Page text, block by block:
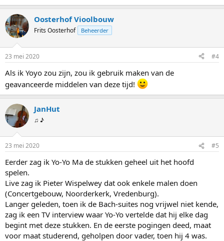
Oosterhof Vioolbouw
Frits Oosterhof Beheerder
23 mei 2020 #4
Als ik Yoyo zou zijn, zou ik gebruik maken van de
geavanceerde middelen van deze tijd!
JanHut
♫ ♪
23 mei 2020 #5
Eerder zag ik Yo-Yo Ma de stukken geheel uit het hoofd
spelen.
Live zag ik Pieter Wispelwey dat ook enkele malen doen
(Concertgebouw, Noorderkerk, Vredenburg).
Langer geleden, toen ik de Bach-suites nog vrijwel niet kende,
zag ik een TV interview waar Yo-Yo vertelde dat hij elke dag
begint met deze stukken. En de eerste pogingen deed, maat
voor maat studerend, geholpen door vader, toen hij 4 was.